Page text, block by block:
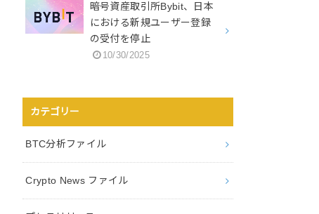
暗号資産取引所Bybit、日本
における新規ユーザー登録
の受付を停止
10/30/2025
カテゴリー
BTC分析ファイル
Crypto News ファイル